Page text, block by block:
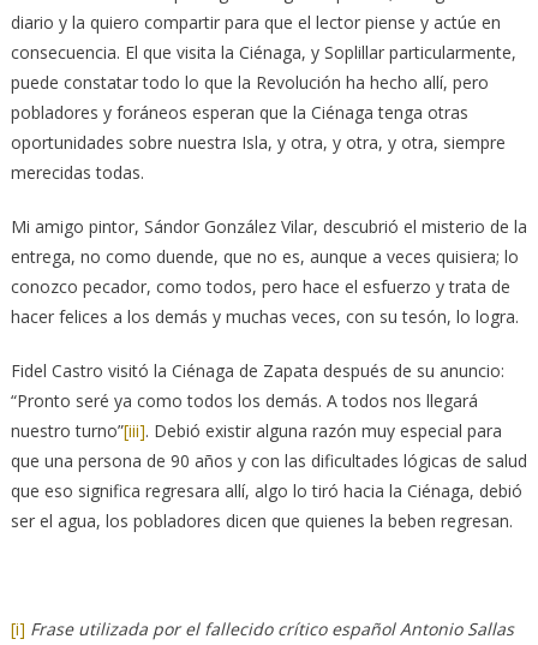
diario y la quiero compartir para que el lector piense y actúe en
consecuencia. El que visita la Ciénaga, y Soplillar particularmente,
puede constatar todo lo que la Revolución ha hecho allí, pero
pobladores y foráneos esperan que la Ciénaga tenga otras
oportunidades sobre nuestra Isla, y otra, y otra, y otra, siempre
merecidas todas.
Mi amigo pintor, Sándor González Vilar, descubrió el misterio de la
entrega, no como duende, que no es, aunque a veces quisiera; lo
conozco pecador, como todos, pero hace el esfuerzo y trata de
hacer felices a los demás y muchas veces, con su tesón, lo logra.
Fidel Castro visitó la Ciénaga de Zapata después de su anuncio:
“Pronto seré ya como todos los demás. A todos nos llegará
nuestro turno”[iii]. Debió existir alguna razón muy especial para
que una persona de 90 años y con las dificultades lógicas de salud
que eso significa regresara allí, algo lo tiró hacia la Ciénaga, debió
ser el agua, los pobladores dicen que quienes la beben regresan.
[i] Frase utilizada por el fallecido crítico español Antonio Sallas